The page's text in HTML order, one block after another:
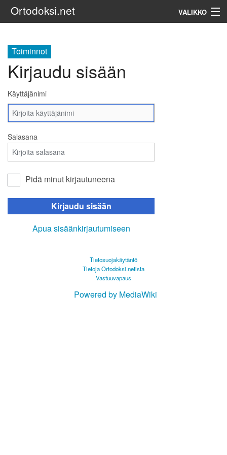
Ortodoksi.net VALIKKO
Toiminnot
Kirjaudu sisään
Käyttäjänimi
Salasana
Pidä minut kirjautuneena
Kirjaudu sisään
Apua sisäänkirjautumiseen
Tietosuojakäytäntö
Tietoja Ortodoksi.netista
Vastuuvapaus
Powered by MediaWiki